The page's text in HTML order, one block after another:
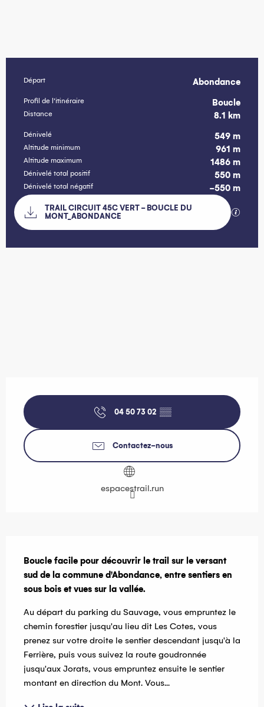
Informations pratiques
Départ Abondance
Profil de l’itinéraire Boucle
Distance 8.1 km
Dénivelé 549 m
Altitude minimum 961 m
Altitude maximum 1486 m
Dénivelé total positif 550 m
Dénivelé total négatif -550 m
Documentation
TRAIL CIRCUIT 45C VERT - BOUCLE DU
MONT_ABONDANCE
04 50 73 02 ▒▒
Contactez-nous
espacestrail.run
Boucle facile pour découvrir le trail sur le versant
sud de la commune d'Abondance, entre sentiers en
sous bois et vues sur la vallée.
Au départ du parking du Sauvage, vous empruntez le
chemin forestier jusqu'au lieu dit Les Cotes, vous
prenez sur votre droite le sentier descendant jusqu'à la
Ferrière, puis vous suivez la route goudronnée
jusqu'aux Jorats, vous empruntez ensuite le sentier
montant en direction du Mont. Vous...